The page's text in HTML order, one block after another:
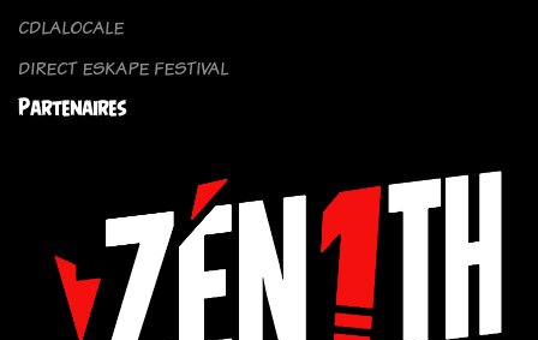
CDLALOCALE
DIRECT ESKAPE FESTIVAL
Partenaires